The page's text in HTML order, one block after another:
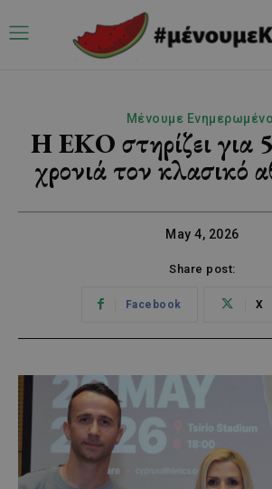
Μένουμε
Η ΕΚΟ στηρίζει για
χρονιά τον κλασικό
May 4, 2026
Share post:
Facebook X